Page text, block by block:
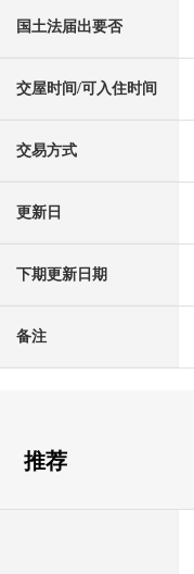
国土法届出要否
交屋时间/可入住时间
交易方式
更新日
下期更新日期
备注
推荐